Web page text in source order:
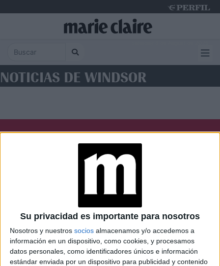
Su privacidad es importante para nosotros
Nosotros y nuestros socios almacenamos y/o accedemos a
información en un dispositivo, como cookies, y procesamos
datos personales, como identificadores únicos e información
estándar enviada por un dispositivo para publicidad y contenido
NOTICIAS DE WINDSOR
Caras Noticias
Weekend Parabrisas
Look
Luz Mía Lunateen Break BATimes
© Perfil.com 2006-2019 - Todos los derechos reservados
Registro de Propiedad Intelectual: Nro. 5346433